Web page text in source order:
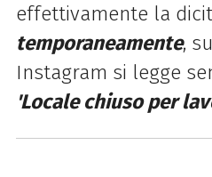
effettivamente la
temporaneamente,
Instagram si legge
'Locale chiuso per